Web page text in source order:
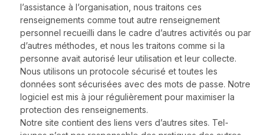
l’assistance à l’organisation, nous traitons ces
renseignements comme tout autre renseignement
personnel recueilli dans le cadre d’autres activités ou par
d’autres méthodes, et nous les traitons comme si la
personne avait autorisé leur utilisation et leur collecte.
Nous utilisons un protocole sécurisé et toutes les
données sont sécurisées avec des mots de passe. Notre
logiciel est mis à jour régulièrement pour maximiser la
protection des renseignements.
Notre site contient des liens vers d’autres sites. Tel-